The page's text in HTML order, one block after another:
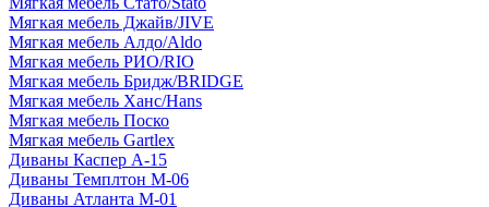
Мягкая мебель Джайв/JIVE
Мягкая мебель Алдо/Aldo
Мягкая мебель РИО/RIO
Мягкая мебель Бридж/BRIDGE
Мягкая мебель Ханс/Hans
Мягкая мебель Поско
Мягкая мебель Gartlex
Диваны Каспер А-15
Диваны Темплтон М-06
Диваны Атланта М-01